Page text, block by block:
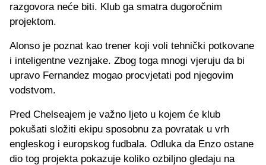
razgovora neće biti. Klub ga smatra dugoročnim
projektom.
Alonso je poznat kao trener koji voli tehnički potkovane
i inteligentne veznjake. Zbog toga mnogi vjeruju da bi
upravo Fernandez mogao procvjetati pod njegovim
vodstvom.
Pred Chelseajem je važno ljeto u kojem će klub
pokušati složiti ekipu sposobnu za povratak u vrh
engleskog i europskog fudbala. Odluka da Enzo ostane
dio tog projekta pokazuje koliko ozbiljno gledaju na